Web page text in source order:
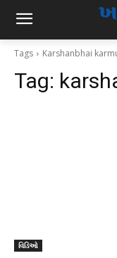
Tags Karshanbhai
Tag:
વિડિઓ